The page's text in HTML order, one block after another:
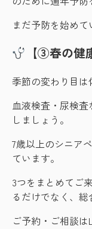
まだ予防を始めて
【③春の健
季節の変わり目は
血液検査・尿検
しましょう。
7歳以上のシニア
ています。
3つをまとめてご
るだけでなく、
ご予約・ご相談は